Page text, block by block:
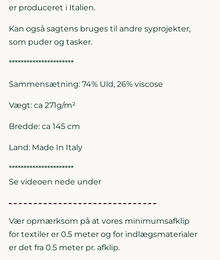
er produceret i Italien.
Kan også sagtens bruges til andre syprojekter,
som puder og tasker.
**********************
Sammensætning: 74% Uld, 26% viscose
Vægt: ca 271g/m²
Bredde: ca 145 cm
Land: Made In Italy
**********************
Se videoen nede under
Vær opmærksom på at vores minimumsafklip
for textiler er 0.5 meter og for indlægsmaterialer
er det fra 0.5 meter pr. afklip.